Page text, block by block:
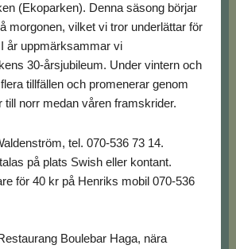
(Ekoparken). Denna säsong börjar
morgonen, vilket vi tror underlättar för
år uppmärksammar vi
30-årsjubileum. Under vintern och
tillfällen och promenerar genom
till norr medan våren framskrider.
tel. 070-536 73 14.
på plats Swish eller kontant.
för 40 kr på Henriks mobil 070-536
Boulebar Haga, nära